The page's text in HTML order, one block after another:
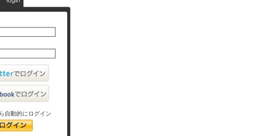
自動的にログイン